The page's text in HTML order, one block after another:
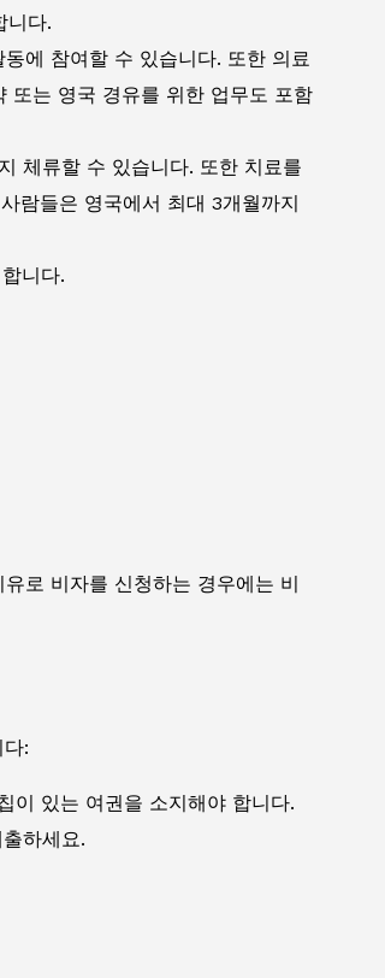
니다.
에 참여할 수 있습니다. 또한 의료
또는 영국 경유를 위한 업무도 포함
체류할 수 있습니다. 또한 치료를
람들은 영국에서 최대 3개월까지
니다.
로 비자를 신청하는 경우에는 비
:
이 있는 여권을 소지해야 합니다.
하세요.